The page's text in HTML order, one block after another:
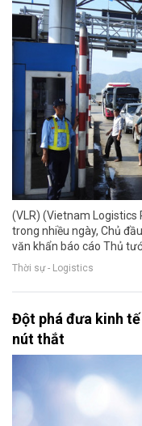
(VLR) (Vietnam Logistics
trong nhiều ngày, Chủ
văn khẩn báo cáo Thủ
Thời sự - Logistics
Đột phá đưa kinh
nút thắt